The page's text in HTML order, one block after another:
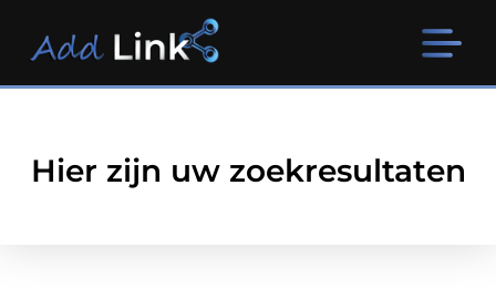
Hier zijn uw zoekresultaten